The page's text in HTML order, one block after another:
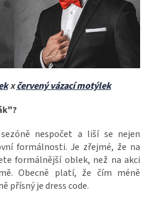
xčervený vázací motýlek
nespočet a liší se nejen
formálnosti. Je zřejmé, že na
formálnější oblek, než na akci
Obecně platí, že čím méně
přísný je dress code.